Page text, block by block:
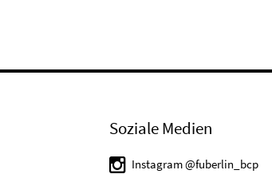
Soziale Medien
Instagram @fuberlin_bcp